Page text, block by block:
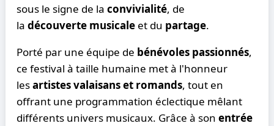
sous le signe de laconvivialité, de
ladécouverte musicale et du partage.
Porté par une équipe de bénévoles passionnés,
ce festival à taille humaine met à l'honneur
lesartistes valaisans et romands, tout en
offrant une programmation éclectique mêlant
différents univers musicaux. Grâce à sonentrée